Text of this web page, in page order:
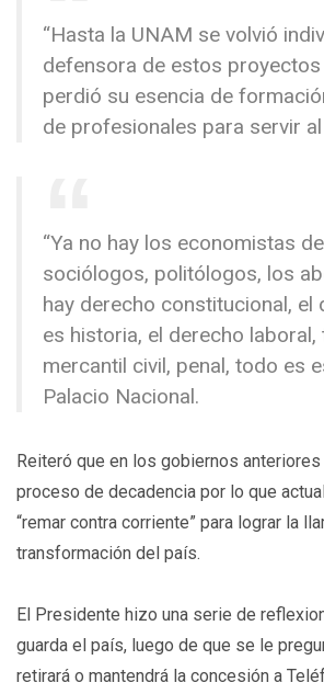
“Hasta la UNAM se volvió
defensora de estos proyectos
perdió su esencia de
de profesionales para servir al
“Ya no hay los economistas
sociólogos, politólogos, los
hay derecho constitucional, el
es historia, el derecho laboral,
mercantil civil, penal, todo es
Palacio Nacional.
Reiteró que en los gobiernos
proceso de decadencia por lo que
“remar contra corriente” para lograr la
transformación del país.
El Presidente hizo una serie de
guarda el país, luego de que se le
retirará o mantendrá la concesión a